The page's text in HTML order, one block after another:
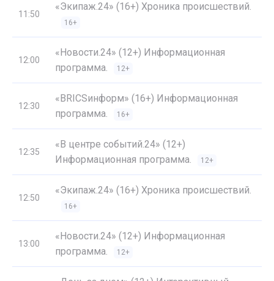
11:50
«Экипаж.24» (16+) Хроника происшествий.
16+
12:00
«Новости.24» (12+) Информационная
программа.
12+
12:30
«BRICSинформ» (16+) Информационная
программа.
16+
12:35
«В центре событий.24» (12+)
Информационная программа.
12+
12:50
«Экипаж.24» (16+) Хроника происшествий.
16+
13:00
«Новости.24» (12+) Информационная
программа.
12+